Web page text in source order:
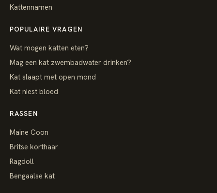
Kattennamen
POPULAIRE VRAGEN
Wat mogen katten eten?
Mag een kat zwembadwater drinken?
Kat slaapt met open mond
Kat niest bloed
RASSEN
Maine Coon
Britse korthaar
Ragdoll
Bengaalse kat